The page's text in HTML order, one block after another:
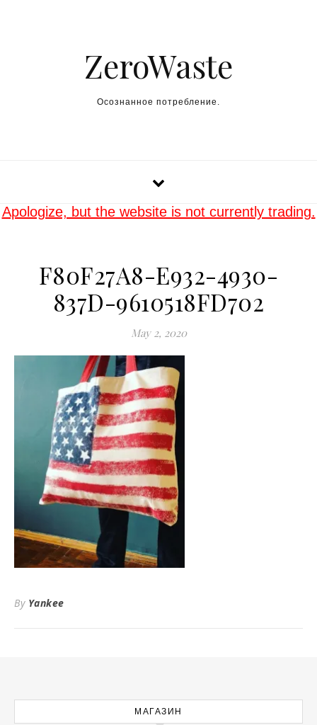
ZeroWaste
Осознанное потребление.
Apologize, but the website is not currently trading.
F80F27A8-E932-4930-
837D-9610518FD702
May 2, 2020
By Yankee
МАГАЗИН